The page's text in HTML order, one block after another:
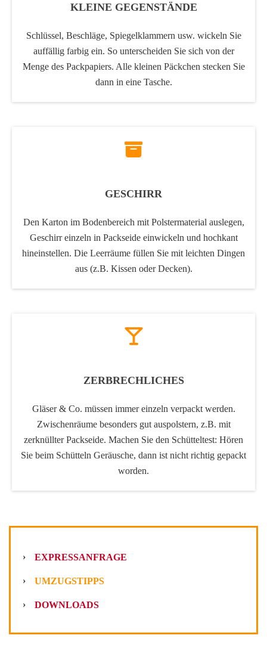
KLEINE GEGENSTÄNDE
Schlüssel, Beschläge, Spiegelklammern usw. wickeln Sie
auffällig farbig ein. So unterscheiden Sie sich von der
Menge des Packpapiers. Alle kleinen Päckchen stecken Sie
dann in eine Tasche.
GESCHIRR
Den Karton im Bodenbereich mit Polstermaterial auslegen,
Geschirr einzeln in Packseide einwickeln und hochkant
hineinstellen. Die Leerräume füllen Sie mit leichten Dingen
aus (z.B. Kissen oder Decken).
ZERBRECHLICHES
Gläser & Co. müssen immer einzeln verpackt werden.
Zwischenräume besonders gut auspolstern, z.B. mit
zerknüllter Packseide. Machen Sie den Schütteltest: Hören
Sie beim Schütteln Geräusche, dann ist nicht richtig gepackt
worden.
EXPRESSANFRAGE
UMZUGSTIPPS
DOWNLOADS